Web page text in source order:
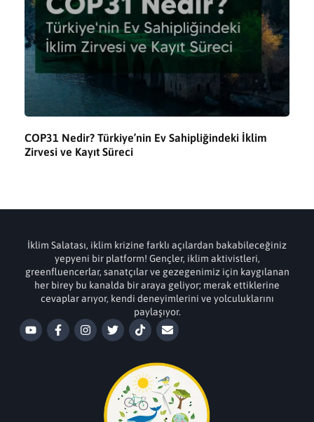
COP31 Nedir? Türkiye’nin Ev Sahipliğindeki İklim
Zirvesi ve Kayıt Süreci
İklim Salatası, iklim krizine farklı açılardan bakabileceğiniz
yepyeni bir platform! Gençler, iklim aktivistleri,
greenfluencerlar, sanatçılar ve gezegenimiz için kaygılanan
her birey bu kanalda bir araya geliyor; merak ettiklerine
cevaplar arıyor, kendi deneyimlerini ve yolculuklarını
paylaşıyor.